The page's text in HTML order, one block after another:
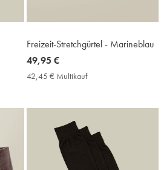
Freizeit-Stretchgürtel - Marineblau
now
49,95
49,95 €
42,45 € Multikauf42,45
Price